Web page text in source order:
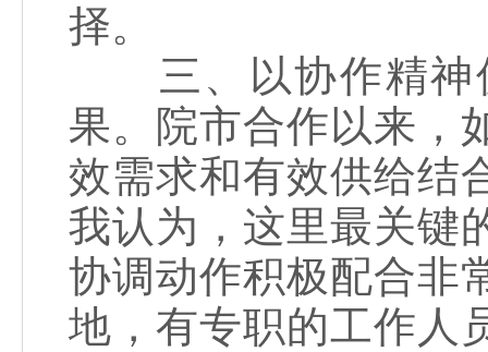
择。
三、以协作精神
果。院市合作以来，
效需求和有效供给结
我认为，这里最关键
协调动作积极配合非
地，有专职的工作人